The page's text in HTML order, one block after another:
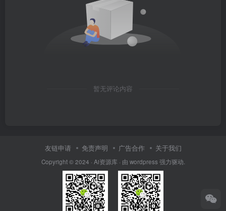
暂无评论内容
友链申请 免责声明 广告合作 关于我们
Copyright © 2024 · Ai资源库 · 由 wordpress 强力驱动.